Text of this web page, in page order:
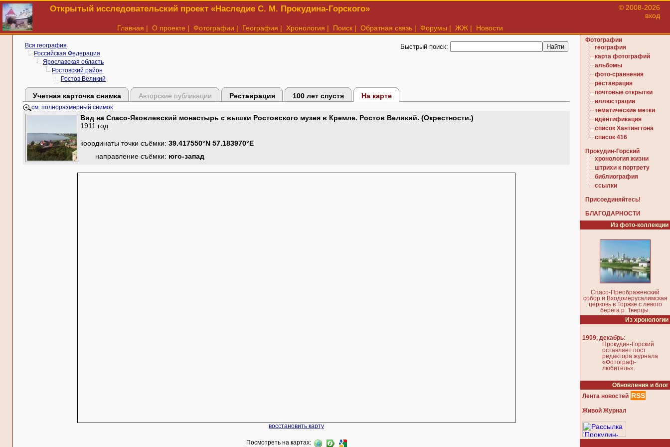
Открытый исследовательский проект «Наследие С. М. Прокудина-Горского»
© 2008-2026
вход
Главная | О проекте | Фотографии | География | Хронология | Поиск | Обратная связь | Форумы | ЖЖ | Новости
Вся география
Российская Федерация
Ярославская область
Ростовский район
Ростов Великий
Быстрый поиск:
Учетная карточка снимка Авторские публикации Реставрация 100 лет спустя На карте
см. полноразмерный снимок
Вид на Спасо-Яковлевский монастырь с вышки Ростовского музея в Кремле. Ростов Великий. (Окрестности.)
1911 год
координаты точки съёмки: 39.417550°N 57.183970°E
направление съёмки: юго-запад
восстановить карту
Посмотреть на картах:
Фотографии
география
карта фотографий
альбомы
фото-сравнения
реставрация
почтовые открытки
иллюстрации
тематические метки
идентификация
список Хантингтона
список 416
Прокудин-Горский
хронология жизни
штрихи к портрету
библиография
ссылки
Присоединяйтесь!
БЛАГОДАРНОСТИ
Из фото-коллекции
Спасо-Преображенский
собор и Входоиерусалимская
церковь в Торжке с левого
берега р. Тверцы.
Из хронологии
1909, декабрь:
Прокудин-Горский
оставляет пост
редактора журнала
«Фотограф-
любитель».
Обновления и блог
Лента новостей RSS
Живой Журнал